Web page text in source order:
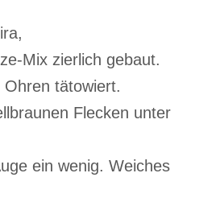
Mix zierlich gebaut.
tätowiert.
Flecken unter
ein wenig. Weiches